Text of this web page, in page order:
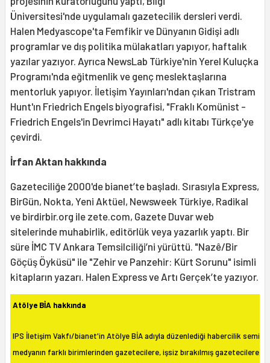
Üniversitesi'nde uygulamalı gazetecilik dersleri verdi.
Halen Medyascope'ta Femfikir ve Dünyanın Gidişi adlı
programlar ve dış politika mülakatları yapıyor, haftalık
yazılar yazıyor. Ayrıca NewsLab Türkiye'nin Yerel Kuluçka
Programı'nda eğitmenlik ve genç meslektaşlarına
mentorluk yapıyor. İletişim Yayınları'ndan çıkan Tristram
Hunt'ın Friedrich Engels biyografisi, "Fraklı Komünist -
Friedrich Engels'in Devrimci Hayatı" adlı kitabı Türkçe'ye
çevirdi.
İrfan Aktan hakkında
Gazeteciliğe 2000'de bianet’te başladı. Sırasıyla Express,
BirGün, Nokta, Yeni Aktüel, Newsweek Türkiye, Radikal
ve birdirbir.org ile zete.com, Gazete Duvar web
sitelerinde muhabirlik, editörlük veya yazarlık yaptı. Bir
süre İMC TV Ankara Temsilciliği’ni yürüttü. "Nazê/Bir
Göçüş Öyküsü" ile "Zehir ve Panzehir: Kürt Sorunu" isimli
kitapların yazarı. Halen Express ve Artı Gerçek’te yazıyor.
Atölye BİA hakkında
IPS İletişim Vakfı/bianet'in Atölye BİA adıyla düzenlediği habercilik
medyanın farklı birimlerinden gazetecilere, işsiz bırakılmış gazetecilere,